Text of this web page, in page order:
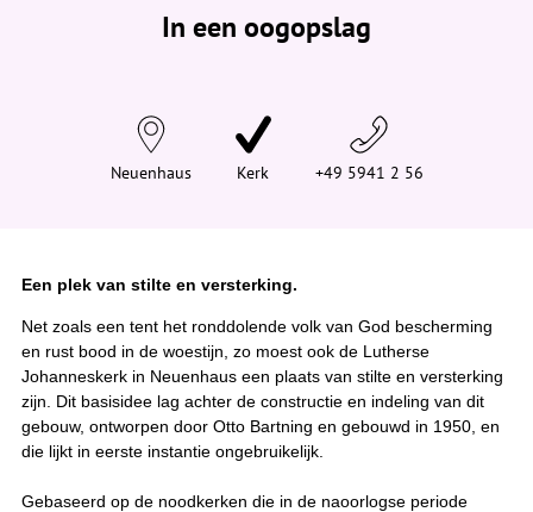
In een oogopslag
Neuenhaus Kerk +49 5941 2 56
Een plek van stilte en versterking.
Net zoals een tent het ronddolende volk van God bescherming
en rust bood in de woestijn, zo moest ook de Lutherse
Johanneskerk in Neuenhaus een plaats van stilte en versterking
zijn. Dit basisidee lag achter de constructie en indeling van dit
gebouw, ontworpen door Otto Bartning en gebouwd in 1950, en
die lijkt in eerste instantie ongebruikelijk.
Gebaseerd op de noodkerken die in de naoorlogse periode